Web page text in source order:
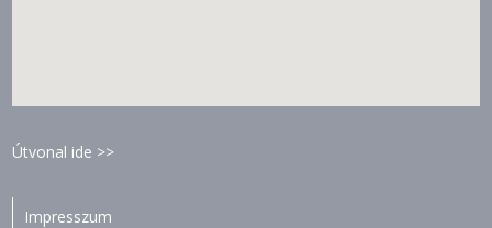
Útvonal ide >>
Impresszum